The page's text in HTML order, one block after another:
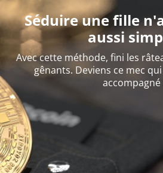
Séduire une fille
aussi
Avec cette méthode, fini les
gênants. Deviens ce mec
accompagné